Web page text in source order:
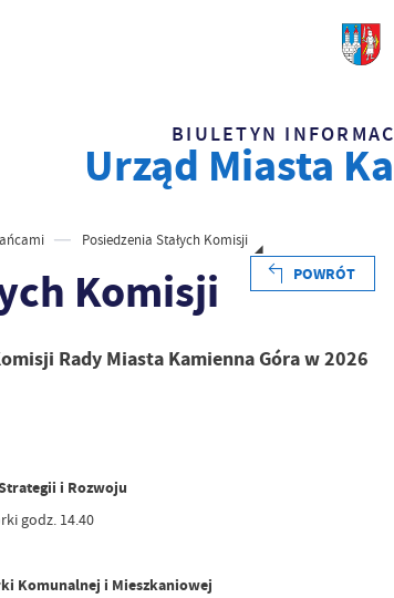
BIULETYN
Urząd Miasta
Posiedzenia Stałych Komisji
Komisji POWRÓT
Rady Miasta Kamienna Góraw 2026
i Rozwoju
godz. 14.40
Komunalnej i Mieszkaniowej